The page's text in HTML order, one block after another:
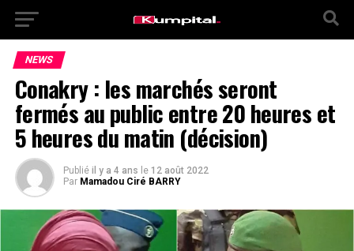
NEWS
Conakry : les marchés seront
fermés au public entre 20 heures et
5 heures du matin (décision)
Publié il y a 4 ans le 12 août 2022
Par Mamadou Ciré BARRY